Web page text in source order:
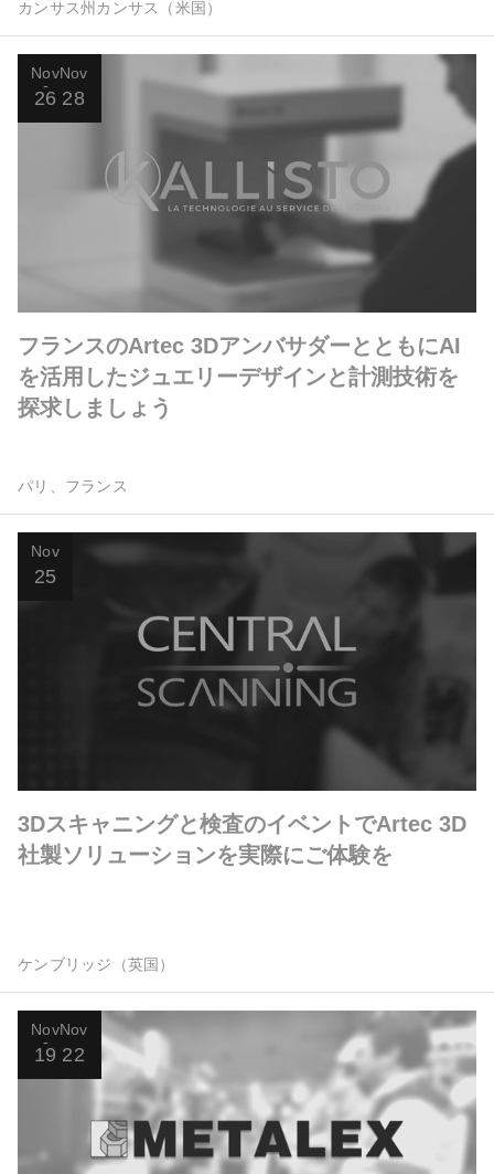
カンサス州カンサス（米国）
Nov
26
Nov
28
フランスのArtec 3DアンバサダーとともにAI
を活用したジュエリーデザインと計測技術を
探求しましょう
パリ、フランス
Nov
25
3Dスキャニングと検査のイベントでArtec 3D
社製ソリューションを実際にご体験を
ケンブリッジ（英国）
Nov
19
Nov
22